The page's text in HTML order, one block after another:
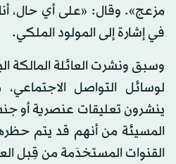
مزعج». وقال: «على أي حال،
في إشارة إلى المولود الملكي.
وسبق ونشرت العائلة المالكة
لوسائل التواصل
ينشرون تعليقات عنصرية أو
المسيئة من أنهم قد يتم
القنوات المستخدَمة من قِبل